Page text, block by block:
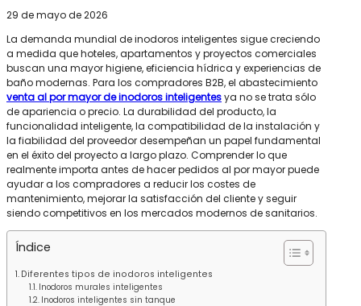
29 de mayo de 2026
La demanda mundial de inodoros inteligentes sigue creciendo
a medida que hoteles, apartamentos y proyectos comerciales
buscan una mayor higiene, eficiencia hídrica y experiencias de
baño modernas. Para los compradores B2B, el abastecimiento
venta al por mayor de inodoros inteligentesya no se trata sólo
de apariencia o precio. La durabilidad del producto, la
funcionalidad inteligente, la compatibilidad de la instalación y
la fiabilidad del proveedor desempeñan un papel fundamental
en el éxito del proyecto a largo plazo. Comprender lo que
realmente importa antes de hacer pedidos al por mayor puede
ayudar a los compradores a reducir los costes de
mantenimiento, mejorar la satisfacción del cliente y seguir
siendo competitivos en los mercados modernos de sanitarios.
Índice
Diferentes tipos de inodoros inteligentes
Inodoros murales inteligentes
Inodoros inteligentes sin tanque